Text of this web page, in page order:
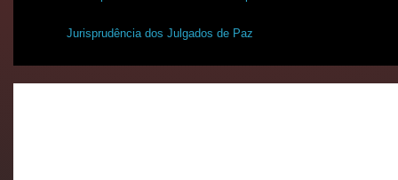
Jurisprudência dos Julgados de Paz